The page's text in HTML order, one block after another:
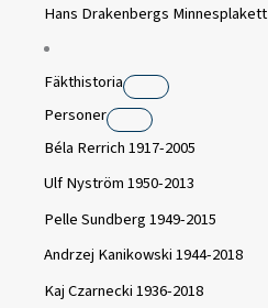
Hans Drakenbergs Minnesplakett
Fäkthistoria
Personer
Béla Rerrich 1917-2005
Ulf Nyström 1950-2013
Pelle Sundberg 1949-2015
Andrzej Kanikowski 1944-2018
Kaj Czarnecki 1936-2018